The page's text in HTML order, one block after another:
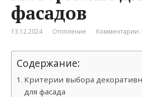
фасадов
13.12.2024 Отопление Комментарии:
Содержание:
Критерии выбора
для фасада